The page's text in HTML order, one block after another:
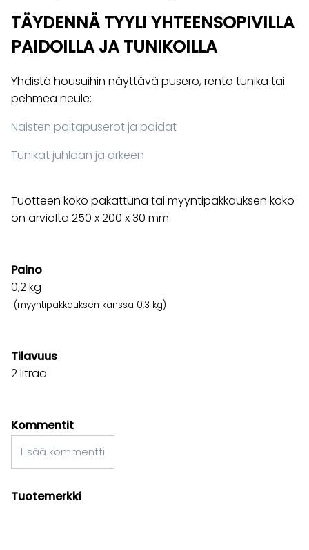
TÄYDENNÄ TYYLI YHTEENSOPIVILLA
PAIDOILLA JA TUNIKOILLA
Yhdistä housuihin näyttävä pusero, rento tunika tai
pehmeä neule:
Naisten paitapuserot ja paidat
Tunikat juhlaan ja arkeen
Tuotteen koko pakattuna tai myyntipakkauksen koko
on arviolta 250 x 200 x 30 mm.
Paino
0,2kg
(myyntipakkauksen kanssa 0,3 kg)
Tilavuus
2 litraa
Kommentit
Lisää kommentti
Tuotemerkki